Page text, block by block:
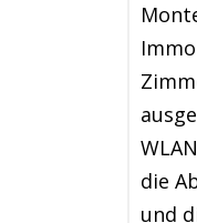
die
und